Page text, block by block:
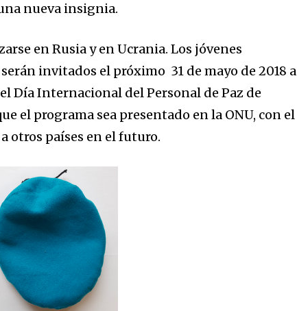
nueva insignia.
en Rusia y en Ucrania. Los jóvenes
invitados el próximo 31 de mayo de 2018 a
Día Internacional del Personal de Paz de
el programa sea presentado en la ONU, con el
otros países en el futuro.